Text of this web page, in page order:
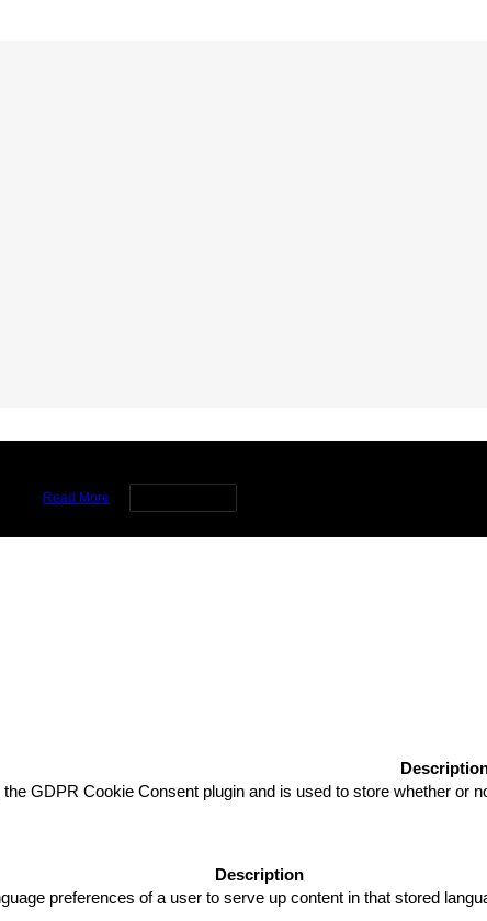
Read More
GDPR Cookie Consent plugin and is used to store whether or
Description
preferences of a user to serve up content in that stored